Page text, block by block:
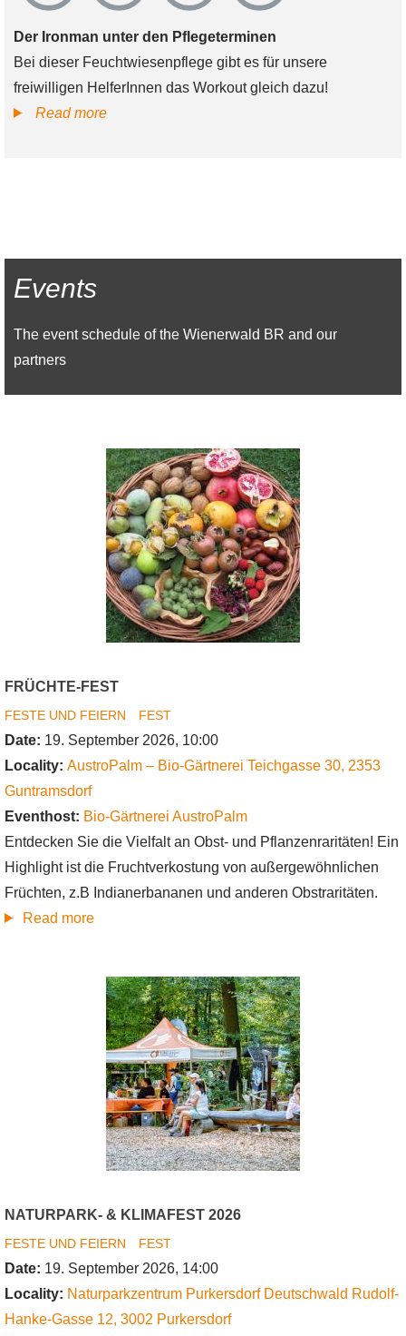
Der Ironman unter den Pflegeterminen
Bei dieser Feuchtwiesenpflege gibt es für unsere
freiwilligen HelferInnen das Workout gleich dazu!
Read moreBiosphere
Events
The event schedule of the Wienerwald BR and our
partners
FRÜCHTE-FEST
FESTE UND FEIERN FEST
Date: 19. September 2026, 10:00
Locality: AustroPalm – Bio-Gärtnerei Teichgasse 30, 2353
Guntramsdorf
Eventhost: Bio-Gärtnerei AustroPalm
Entdecken Sie die Vielfalt an Obst- und Pflanzenraritäten! Ein
Highlight ist die Fruchtverkostung von außergewöhnlichen
Früchten, z.B Indianerbananen und anderen Obstraritäten.
Read moreabout
NATURPARK- & KLIMAFEST 2026
FESTE UND FEIERN FEST
Date: 19. September 2026, 14:00
Locality: Naturparkzentrum Purkersdorf Deutschwald Rudolf-
Hanke-Gasse 12, 3002 Purkersdorf